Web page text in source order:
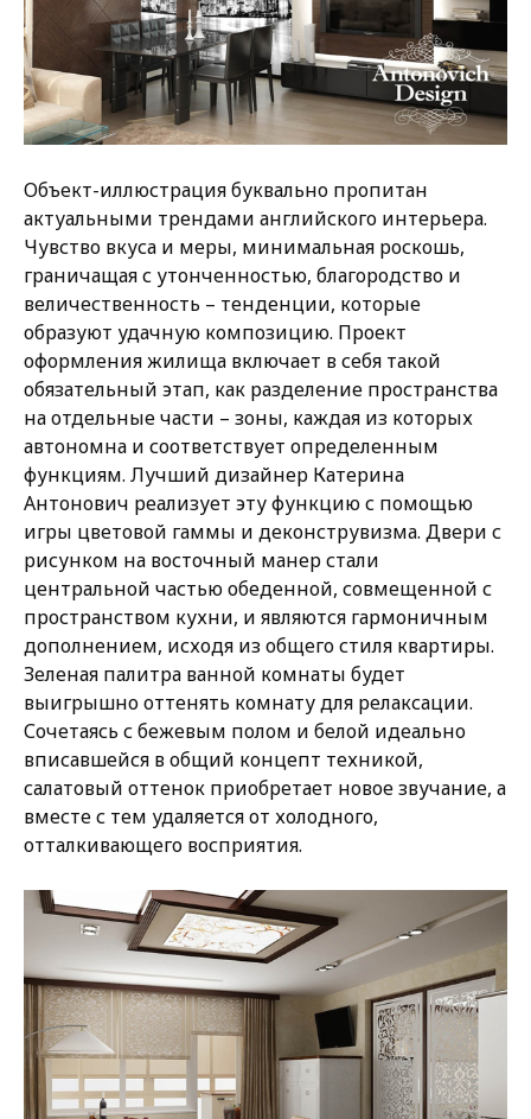
Объект-иллюстрация буквально пропитан
актуальными трендами английского интерьера.
Чувство вкуса и меры, минимальная роскошь,
граничащая с утонченностью, благородство и
величественность – тенденции, которые
образуют удачную композицию. Проект
оформления жилища включает в себя такой
обязательный этап, как разделение пространства
на отдельные части – зоны, каждая из которых
автономна и соответствует определенным
функциям. Лучший дизайнер Катерина
Антонович реализует эту функцию с помощью
игры цветовой гаммы и деконструвизма. Двери с
рисунком на восточный манер стали
центральной частью обеденной, совмещенной с
пространством кухни, и являются гармоничным
дополнением, исходя из общего стиля квартиры.
Зеленая палитра ванной комнаты будет
выигрышно оттенять комнату для релаксации.
Сочетаясь с бежевым полом и белой идеально
вписавшейся в общий концепт техникой,
салатовый оттенок приобретает новое звучание, а
вместе с тем удаляется от холодного,
отталкивающего восприятия.